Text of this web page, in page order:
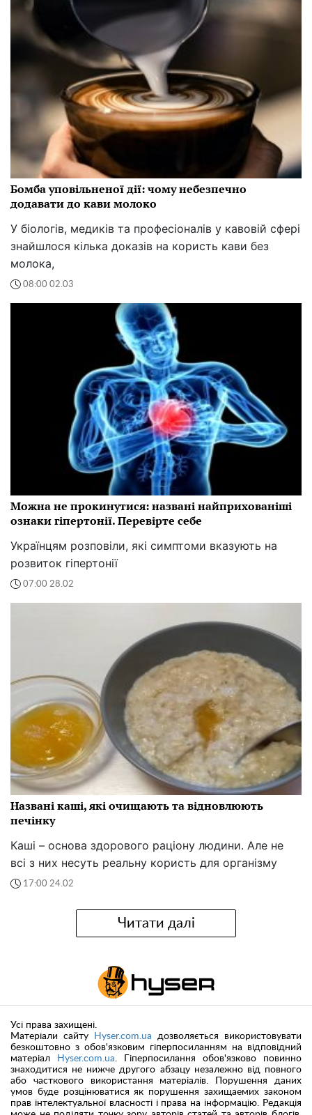
Бомба уповільненої дії: чому небезпечно
додавати до кави молоко
У біологів, медиків та професіоналів у кавовій сфері
знайшлося кілька доказів на користь кави без
молока,
08:00 02.03
Можна не прокинутися: названі найприхованіші
ознаки гіпертонії. Перевірте себе
Українцям розповіли, які симптоми вказують на
розвиток гіпертонії
07:00 28.02
Названі каші, які очищають та відновлюють
печінку
Каші – основа здорового раціону людини. Але не
всі з них несуть реальну користь для організму
17:00 24.02
Читати далі
Усі права захищені.
Матеріали сайту
Hyser.com.ua дозволяється використовувати
безкоштовно з обов'язковим гіперпосиланням на відповідний
матеріал
Hyser.com.ua. Гіперпосилання обов'язково повинно
знаходитися не нижче другого абзацу незалежно від повного
або часткового використання матеріалів. Порушення даних
умов буде розцінюватися як порушення захищаемих законом
прав інтелектуальної власності і права на інформацію. Редакція